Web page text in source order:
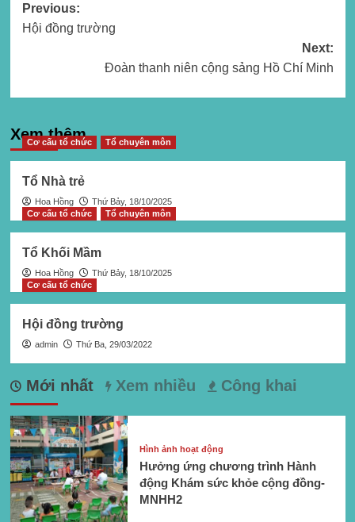
Post
navigation
Previous:
Hội đồng trường
Next:
Đoàn thanh niên cộng sảng Hồ Chí Minh
Xem thêm
Cơ cấu tổ chức Tổ chuyên môn
Tổ Nhà trẻ
Hoa Hồng
Thứ Bảy, 18/10/2025
Cơ cấu tổ chức
Tổ chuyên môn
Tổ Khối Mầm
Hoa Hồng
Thứ Bảy, 18/10/2025
Cơ cấu tổ chức
Hội đồng trường
admin Thứ Ba, 29/03/2022
Mới nhất Xem nhiều Công khai
Hình ảnh hoạt động
Hưởng ứng chương trình Hành
động Khám sức khỏe cộng đồng-
MNHH2